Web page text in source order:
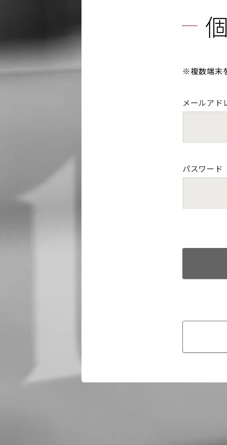
※複数端末
メールアド
パスワード